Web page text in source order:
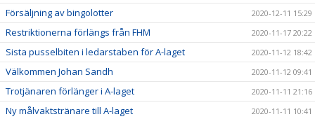
Försäljning av bingolotter 2020-12-11 15:29
Restriktionerna förlängs från FHM 2020-11-17 20:22
Sista pusselbiten i ledarstaben för A-laget 2020-11-12 18:42
Välkommen Johan Sandh 2020-11-12 09:41
Trotjänaren förlänger i A-laget 2020-11-11 21:16
Ny målvaktstränare till A-laget 2020-11-11 10:41